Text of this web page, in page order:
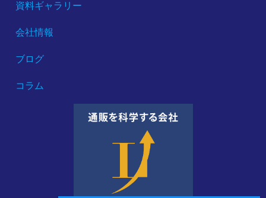
資料ギャラリー
会社情報
ブログ
コラム